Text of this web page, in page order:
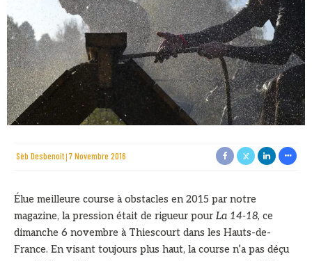
Sèb Desbenoit 7 Novembre 2016
Élue meilleure course à obstacles en 2015 par notre
magazine, la pression était de rigueur pourLa 14-18, ce
dimanche 6 novembre à Thiescourt dans les Hauts-de-
France. En visant toujours plus haut, la course n’a pas déçu